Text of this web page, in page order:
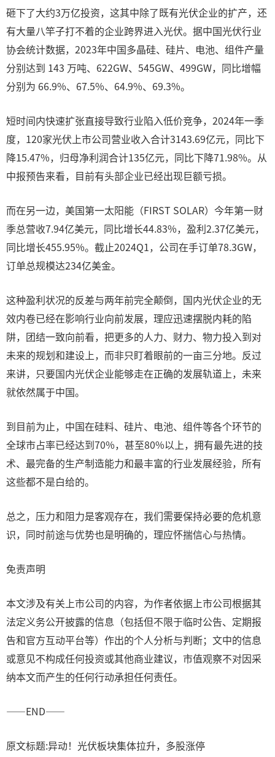
砸下了大约3万亿投资，这其中除了既有光伏企业的扩产，还
有大量八竿子打不着的企业跨界进入光伏。据中国光伏行业
协会统计数据，2023年中国多晶硅、硅片、电池、组件产量
分别达到 143 万吨、622GW、545GW、499GW，同比增幅
分别为 66.9%、67.5%、64.9%、69.3%。
短时间内快速扩张直接导致行业陷入低价竞争，2024年一季
度，120家光伏上市公司营业收入合计3143.69亿元，同比下
降15.47%，归母净利润合计135亿元，同比下降71.98%。从
中报预告来看，目前有头部企业已经出现巨额亏损。
而在另一边，美国第一太阳能（FIRST SOLAR）今年第一财
季总营收7.94亿美元，同比增长44.83%，盈利2.37亿美元，
同比增长455.95%。截止2024Q1，公司在手订单78.3GW，
订单总规模达234亿美金。
这种盈利状况的反差与两年前完全颠倒，国内光伏企业的无
效内卷已经在影响行业向前发展，理应迅速摆脱内耗的陷
阱，团结一致向前看，把更多的人力、财力、物力投入到对
未来的规划和建设上，而非只盯着眼前的一亩三分地。反过
来讲，只要国内光伏企业能够走在正确的发展轨道上，未来
就依然属于中国。
到目前为止，中国在硅料、硅片、电池、组件等各个环节的
全球市占率已经达到70%，甚至80%以上，拥有最先进的技
术、最完备的生产制造能力和最丰富的行业发展经验，所有
这些都不是白给的。
总之，压力和阻力是客观存在，我们需要保持必要的危机意
识，同时前途与优势也是明确的，理应怀揣信心与热情。
免责声明
本文涉及有关上市公司的内容，为作者依据上市公司根据其
法定义务公开披露的信息（包括但不限于临时公告、定期报
告和官方互动平台等）作出的个人分析与判断；文中的信息
或意见不构成任何投资或其他商业建议，市值观察不对因采
纳本文而产生的任何行动承担任何责任。
——END——
原文标题:异动！光伏板块集体拉升，多股涨停